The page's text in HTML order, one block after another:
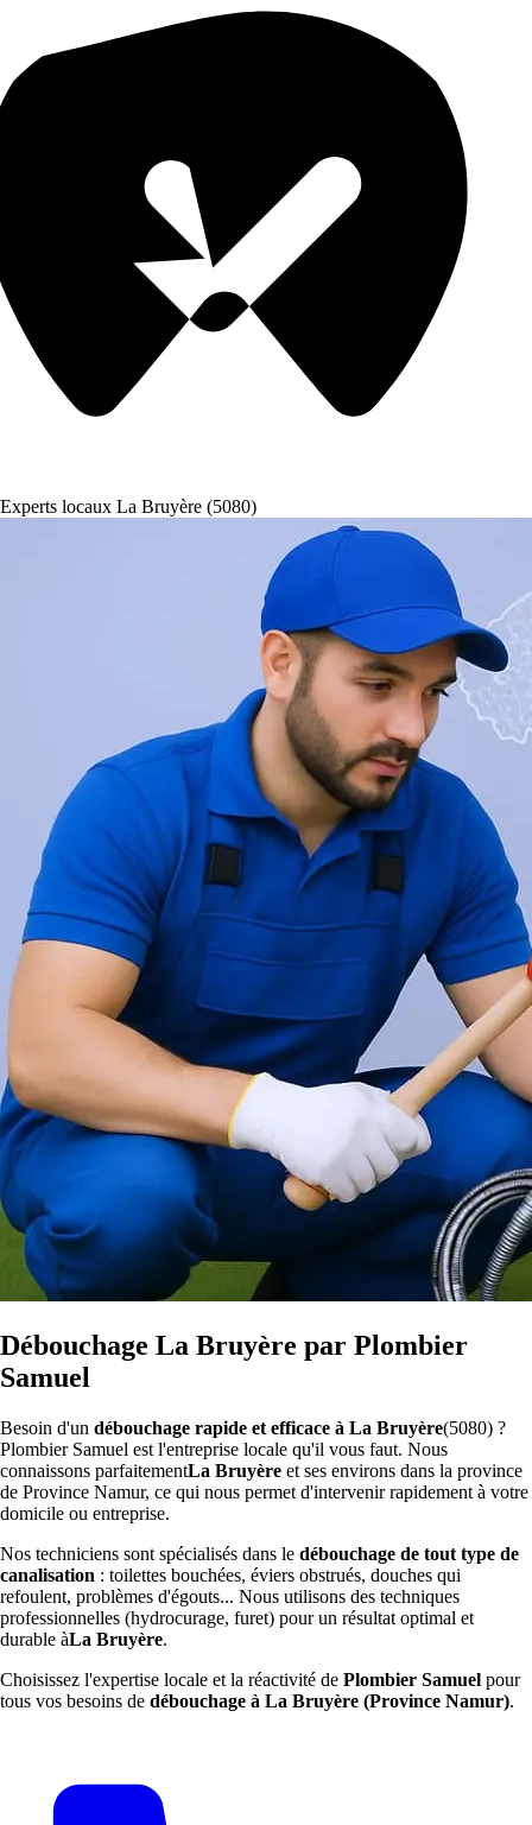
Experts locaux La Bruyère (5080)
Débouchage La Bruyère par Plombier
Samuel
Besoin d'un débouchage rapide et efficace à La Bruyère(5080) ?
Plombier Samuel est l'entreprise locale qu'il vous faut. Nous
connaissons parfaitementLa Bruyère et ses environs dans la province
de Province Namur, ce qui nous permet d'intervenir rapidement à votre
domicile ou entreprise.
Nos techniciens sont spécialisés dans le débouchage de tout type de
canalisation : toilettes bouchées, éviers obstrués, douches qui
refoulent, problèmes d'égouts... Nous utilisons des techniques
professionnelles (hydrocurage, furet) pour un résultat optimal et
durable àLa Bruyère.
Choisissez l'expertise locale et la réactivité de Plombier Samuel pour
tous vos besoins de débouchage à La Bruyère (Province Namur).